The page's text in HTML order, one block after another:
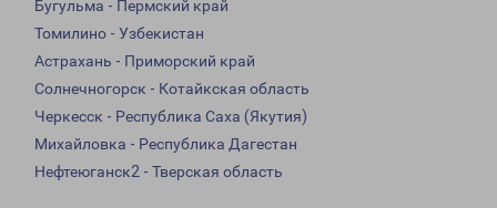
Бугульма - Пермский край
Томилино - Узбекистан
Астрахань - Приморский край
Солнечногорск - Котайкская область
Черкесск - Республика Саха (Якутия)
Михайловка - Республика Дагестан
Нефтеюганск2 - Тверская область